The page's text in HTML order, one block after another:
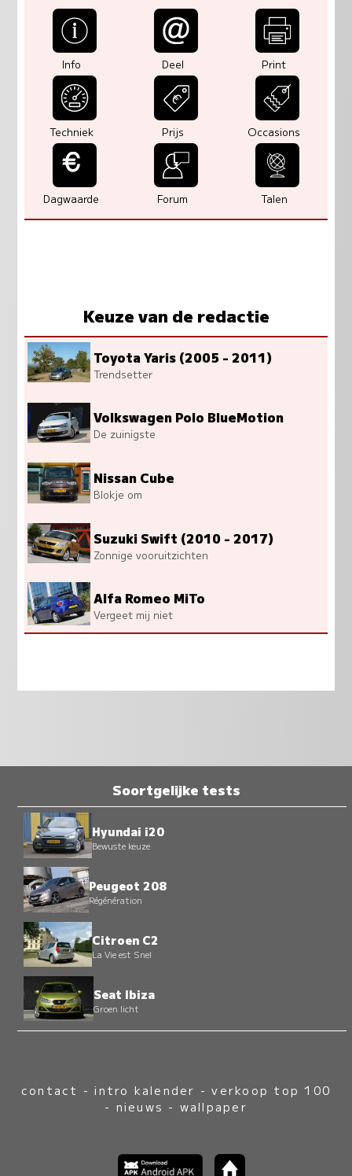
Info Deel Print
Techniek Prijs Occasions
Dagwaarde Forum Talen
Keuze van de redactie
Toyota Yaris (2005 - 2011)
Trendsetter
Volkswagen Polo BlueMotion
De zuinigste
Nissan Cube
Blokje om
Suzuki Swift (2010 - 2017)
Zonnige vooruitzichten
Alfa Romeo MiTo
Vergeet mij niet
Soortgelijke tests
Hyundai i20
Bewuste keuze
Peugeot 208
Régénération
Citroen C2
La Vie est Snel
Seat Ibiza
Groen licht
contact -intro kalender -verkoop top 100
- nieuws - wallpaper